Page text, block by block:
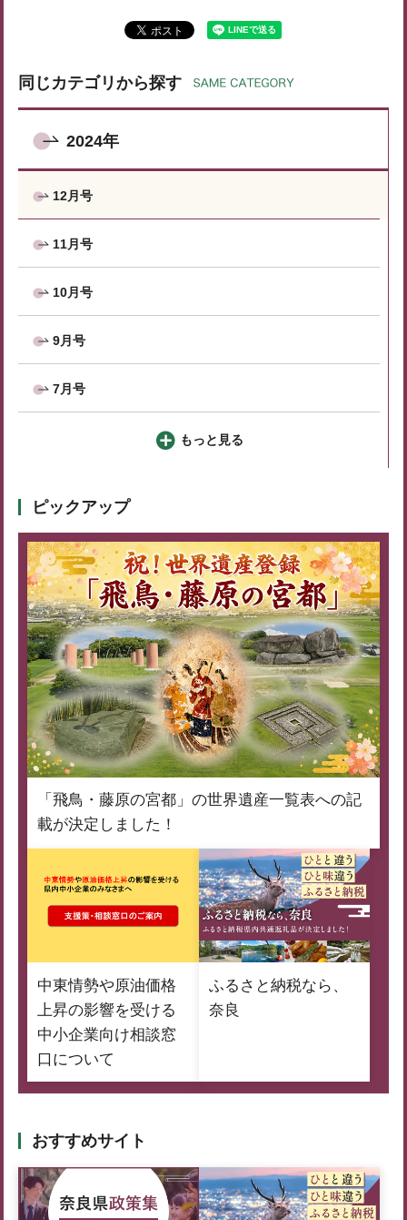
同じカテゴリから探す
2024年
12月号
11月号
10月号
9月号
7月号
もっと見る
ピックアップ
「飛鳥・藤原の宮都」の世界遺産一覧表への記
載が決定しました！
中東情勢や原油価格
上昇の影響を受ける
中小企業向け相談窓
口について
ふるさと納税なら、
奈良
おすすめサイト